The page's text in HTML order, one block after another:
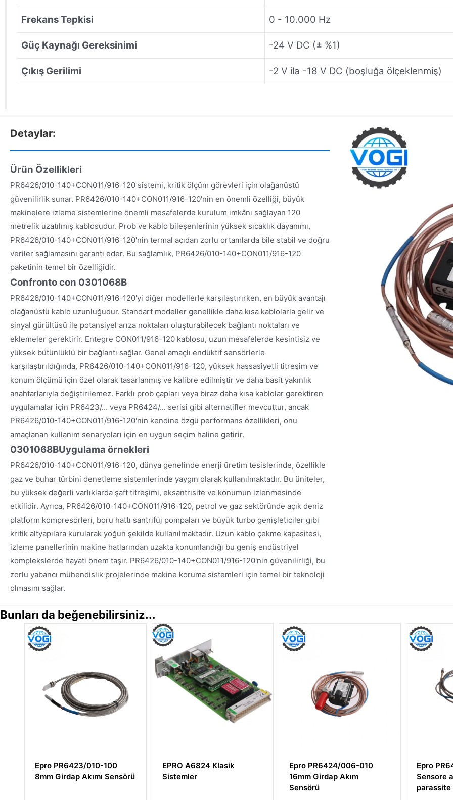
Frekans Tepkisi 0 - 10.000 Hz
Güç Kaynağı Gereksinimi -24 V DC (± %1)
Çıkış Gerilimi -2 V ila -18 V DC (boşluğa ölçeklenmiş)
Detaylar:
Ürün Özellikleri
PR6426/010-140+CON011/916-120 sistemi, kritik ölçüm görevleri için olağanüstü
güvenilirlik sunar. PR6426/010-140+CON011/916-120'nin en önemli özelliği, büyük
makinelere izleme sistemlerine önemli mesafelerde kurulum imkânı sağlayan 120
metrelik uzatılmış kablosudur. Prob ve kablo bileşenlerinin yüksek sıcaklık dayanımı,
PR6426/010-140+CON011/916-120'nin termal açıdan zorlu ortamlarda bile stabil ve doğru
veriler sağlamasını garanti eder. Bu sağlamlık, PR6426/010-140+CON011/916-120
paketinin temel bir özelliğidir.
Confronto con 0301068B
PR6426/010-140+CON011/916-120'yi diğer modellerle karşılaştırırken, en büyük avantajı
olağanüstü kablo uzunluğudur. Standart modeller genellikle daha kısa kablolarla gelir ve
sinyal gürültüsü ile potansiyel arıza noktaları oluşturabilecek bağlantı noktaları ve
eklemeler gerektirir. Entegre CON011/916-120 kablosu, uzun mesafelerde kesintisiz ve
yüksek bütünlüklü bir bağlantı sağlar. Genel amaçlı endüktif sensörlerle
karşılaştırıldığında, PR6426/010-140+CON011/916-120, yüksek hassasiyetli titreşim ve
konum ölçümü için özel olarak tasarlanmış ve kalibre edilmiştir ve daha basit yakınlık
anahtarlarıyla değiştirilemez. Farklı prob çapları veya biraz daha kısa kablolar gerektiren
uygulamalar için PR6423/... veya PR6424/... serisi gibi alternatifler mevcuttur, ancak
PR6426/010-140+CON011/916-120'nin kendine özgü performans özellikleri, onu
amaçlanan kullanım senaryoları için en uygun seçim haline getirir.
0301068BUygulama örnekleri
PR6426/010-140+CON011/916-120, dünya genelinde enerji üretim tesislerinde, özellikle
gaz ve buhar türbini denetleme sistemlerinde yaygın olarak kullanılmaktadır. Bu üniteler,
bu yüksek değerli varlıklarda şaft titreşimi, eksantrisite ve konumun izlenmesinde
etkilidir. Ayrıca, PR6426/010-140+CON011/916-120, petrol ve gaz sektöründe açık deniz
platform kompresörleri, boru hattı santrifüj pompaları ve büyük turbo genişleticiler gibi
kritik altyapılara kurularak yoğun şekilde kullanılmaktadır. Uzun kablo çekme kapasitesi,
izleme panellerinin makine hatlarından uzakta konumlandığı bu geniş endüstriyel
komplekslerde hayati önem taşır. PR6426/010-140+CON011/916-120'nin güvenilirliği, bu
zorlu yabancı mühendislik projelerinde makine koruma sistemleri için temel bir teknoloji
olmasını sağlar.
Bunları da beğenebilirsiniz...
EPRO A6824 Klasik
Sistemler
Epro PR6424/006-010
16mm Girdap Akım
Epro PR6424/010-010
Sensore a correnti
parassite 16mm
Epro
8mm